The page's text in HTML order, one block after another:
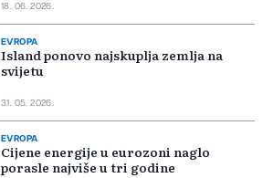
18. 06. 2026.
EVROPA
Island ponovo najskuplja zemlja na
svijetu
31. 05. 2026.
EVROPA
Cijene energije u eurozoni naglo
porasle najviše u tri godine